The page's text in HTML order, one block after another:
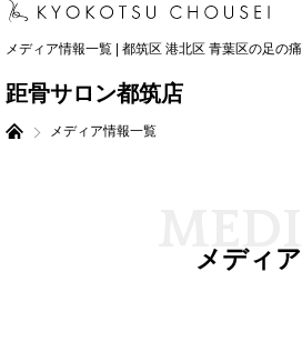
距骨サロン都筑店
メディア情報一覧
メディア
D